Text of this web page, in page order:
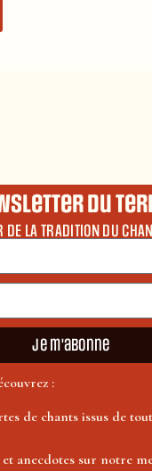
du
DE LA TRADITION DU
Je m'abonne
:
de chants issus de
et anecdotes sur notre